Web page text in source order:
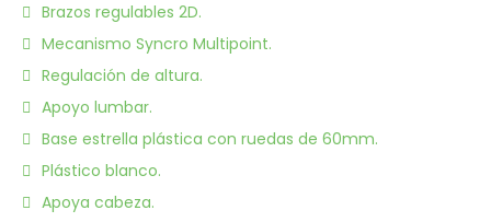
Brazos regulables 2D.
Mecanismo Syncro Multipoint.
Regulación de altura.
Apoyo lumbar.
Base estrella plástica con ruedas de 60mm.
Plástico blanco.
Apoya cabeza.